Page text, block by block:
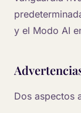
y el Modo AI
Dos aspectos